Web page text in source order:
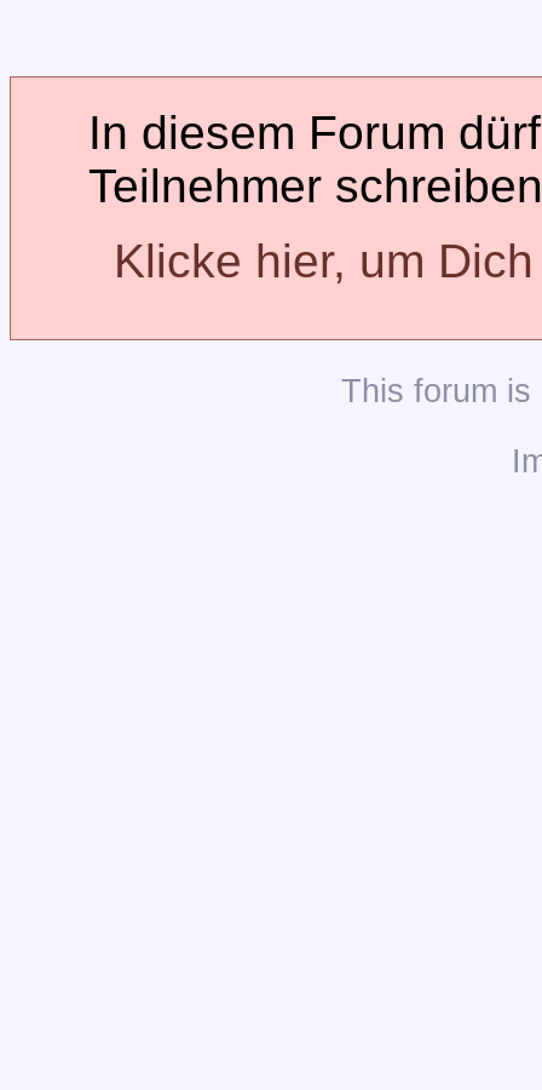
In diesem Forum
Teilnehmer
Klicke hier, um
This forum is